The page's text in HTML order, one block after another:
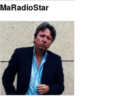
MaRadioStar